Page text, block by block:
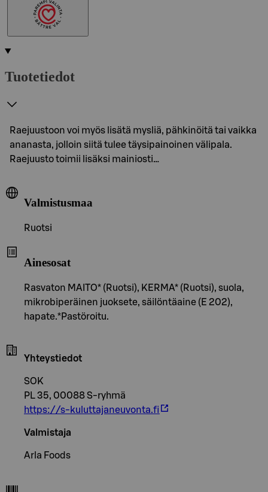
Tuotetiedot
Raejuustoon voi myös lisätä mysliä, pähkinöitä tai vaikka
ananasta, jolloin siitä tulee täysipainoinen välipala.
Raejuusto toimii lisäksi mainiosti…
Valmistusmaa
Ruotsi
Ainesosat
Rasvaton MAITO* (Ruotsi), KERMA* (Ruotsi), suola,
mikrobiperäinen juoksete, säilöntäaine (E 202),
hapate.*Pastöroitu.
Yhteystiedot
SOK
PL 35, 00088 S-ryhmä
https://s-kuluttajaneuvonta.fi
Valmistaja
Arla Foods